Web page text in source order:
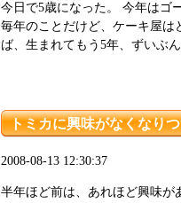
今日で5歳になった。 今年はゴ
毎年のことだけど、ケーキ屋は
ば、生まれてもう5年、ずいぶ
トミカに興味がなくなり
2008-08-13 12:30:37
半年ほど前は、あれほど興味が